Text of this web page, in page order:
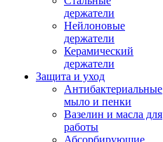
держатели
Нейлоновые
держатели
Керамический
держатели
Защита и уход
Антибактериальные
мыло и пенки
Вазелин и масла для
работы
Абсорбирующие